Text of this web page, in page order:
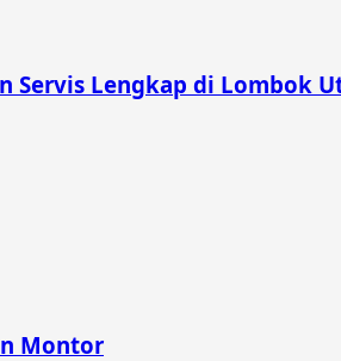
Servis Lengkap di Lombok
Montor